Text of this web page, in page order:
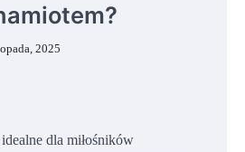
2025
dla miłośników